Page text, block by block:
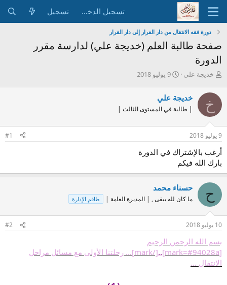
تسجيل الدخول تسجيل
دورة فقه الانتقال من دار الفرار إلى دار القرار
صفحة طالبة العلم (خديجة علي) لدارسة مقرر
الدورة
ب
د
ئ
ا
ل
م
و
و
ع
خديجة علي
ت
ي
خ
ل
ء
9 يوليو 2018
خ خديجة علي
| طالبة في المستوى الثالث |
9 يوليو 2018 #1
أرغب بالإشتراك في الدورة
بارك الله فيكم
ح حسناء محمد
ما كان لله يبقى , | المديرة العامة | طاقم الإدارة
10 يوليو 2018 #2
بسم الله الرحمن الرحيم
[mark=#94028a]
..
[/mark]... رحلتنا الأولى مع مسائل مراحل
الانتقال ...